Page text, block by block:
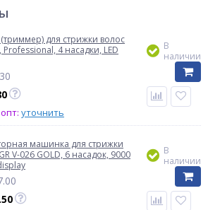
для стрижки волос
Professional, 4 насадки, LED
уточнить
В
наличии
машинка для стрижки
V-026 GOLD, 6 насадок, 9000
В
наличии